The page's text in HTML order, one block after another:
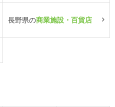
長野県の商業施設・百貨店